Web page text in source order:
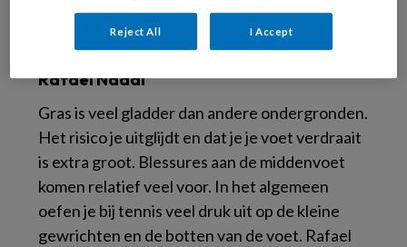
gaan. Niet voor niets zijn dit twee van de meest
geblesseerde lichaamsdelen in de sport.”
Rafael Nadal
Gras is veel gladder dan andere ondergronden.
Het risico je uitglijdt en dat je je voet verdraait
is extra groot. Blessures aan de middenvoet
komen relatief veel voor. In het algemeen
oefen je bij tennis veel druk uit op de kleine
gewrichten en de botten van de voet. Rafael
Reject All I Accept